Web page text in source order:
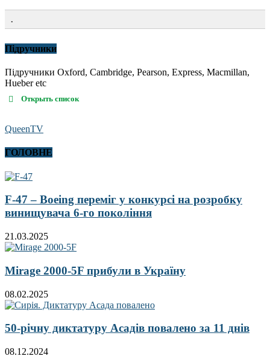
.
Підручники
Підручники Oxford, Cambridge, Pearson, Express, Macmillan,
Hueber etc
Открыть список
QueenTV
ГОЛОВНЕ
F-47 – Boeing переміг у конкурсі на розробку
винищувача 6-го покоління
21.03.2025
Mirage 2000-5F прибули в Україну
08.02.2025
50-річну диктатуру Асадів повалено за 11 днів
08.12.2024